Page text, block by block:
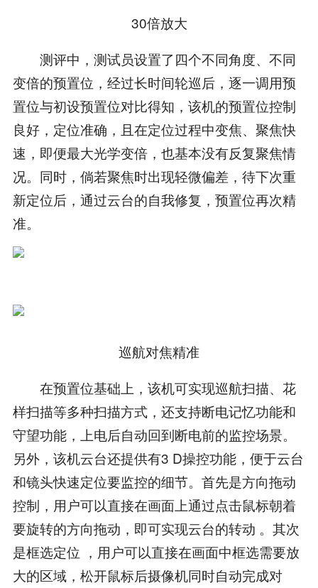
30倍放大
测评中，测试员设置了四个不同角度、不同
变倍的预置位，经过长时间轮巡后，逐一调用预
置位与初设预置位对比得知，该机的预置位控制
良好，定位准确，且在定位过程中变焦、聚焦快
速，即便最大光学变倍，也基本没有反复聚焦情
况。同时，倘若聚焦时出现轻微偏差，待下次重
新定位后，通过云台的自我修复，预置位再次精
准。
巡航对焦精准
在预置位基础上，该机可实现巡航扫描、花
样扫描等多种扫描方式，还支持断电记忆功能和
守望功能，上电后自动回到断电前的监控场景。
另外，该机云台还提供有3 D操控功能，便于云台
和镜头快速定位要监控的细节。首先是方向拖动
控制，用户可以直接在画面上通过点击鼠标朝着
要旋转的方向拖动，即可实现云台的转动 。其次
是框选定位 ，用户可以直接在画面中框选需要放
大的区域，松开鼠标后摄像机同时自动完成对